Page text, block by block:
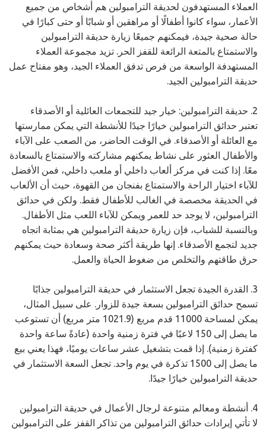
العملاء المستهدفون لحديقة الترامبولين هم أشخاص من جميع
الأعمار، سواء كانوا أطفالًا أو مراهقين أو شبابًا أو حتى كبارًا في
حالة صحية جيدة، فيمكنهم جميعًا زيارة حديقة الترامبولين
والاستمتاع بالمتعة الرائعة للقفز الحر. تزيد مجموعة العملاء
المستهدفة الواسعة من فرص تدفق العملاء الجيد، وهو مفتاح عمل
حديقة الترامبولين الجيد.
2. حديقة الترامبولين: خيار جيد للتجمعات العائلية أو الأصدقاء
تعتبر حدائق الترامبولين خيارًا جيدًا للأنشطة التي يمكن ممارستها
مع العائلة أو الأصدقاء. في الوقت الحاضر، من الصعب على الآباء
والأطفال العثور على نشاط يمكنهم مشاركته والاستمتاع بالسعادة
معًا. إذا كنت في مركز ألعاب داخلي أو ملعب داخلي، فمن الأفضل
للآباء اختيار الراحة والاستمتاع بفنجان من القهوة، حيث أن الألعاب
في الحديقة مخصصة في الغالب للأطفال فقط. ولكن في حدائق
الترامبولين، لا يوجد حد للعمر ويمكن للآباء اللعب مثل الأطفال.
وبالنسبة للشباب، فإن زيارة حديقة الترامبولين هي بمثابة اتجاه
جديد لتجمع الأصدقاء. إنها طريقة أكثر صحة وسعادة حيث يمكنهم
حرق طاقتهم والتخلص من ضغوط الحياة والعمل.
3. القدرة الجيدة تجعل الاستثمار في حديقة الترامبولين جذابًا
تسمح حدائق الترامبولين بسعة جيدة للزوار. على سبيل المثال،
يمكن لمساحة 11000 قدم مربع (1021.9 متر مربع) أن تستوعب
ما يصل إلى 150 لاعبًا في فترة زمنية واحدة (عادةً ساعة واحدة
كفترة زمنية). إذا قمت بتشغيل عشر ساعات يوميًا، فهذا يعني بيع
ما يصل إلى 1500 تذكرة في يوم واحد. تجعل السعة الاستثمار في
حديقة الترامبولين خيارًا جيدًا.
4. أنشطة ومعالم متنوعة لرجال الأعمال في حديقة الترامبولين
لا تأتي إيرادات حدائق الترامبولين من تذاكر القفز على الترامبولين